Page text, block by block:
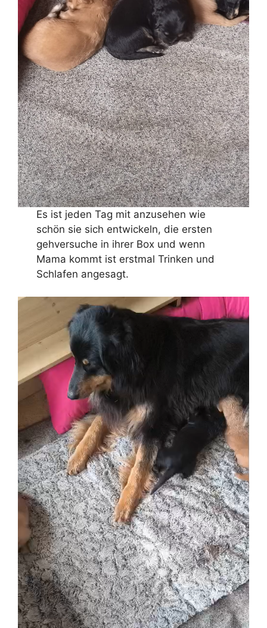
Es ist jeden Tag mit anzusehen wie
schön sie sich entwickeln, die ersten
gehversuche in ihrer Box und wenn
Mama kommt ist erstmal Trinken und
Schlafen angesagt.